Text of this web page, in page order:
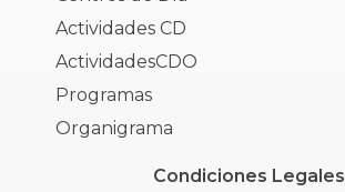
Actividades CD
ActividadesCDO
Programas
Organigrama
Condiciones Legales